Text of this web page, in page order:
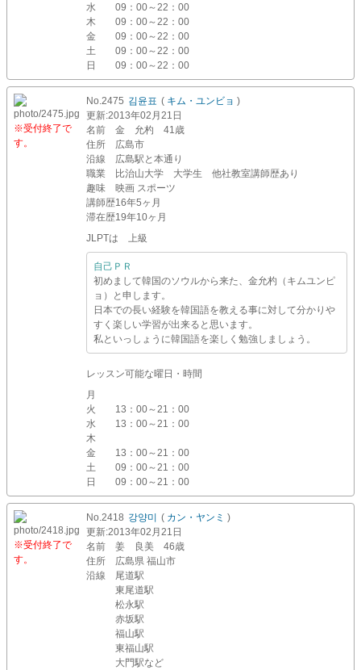
水
09：00～22：00
木
09：00～22：00
金
09：00～22：00
土
09：00～22：00
日
09：00～22：00
※受付終了で
す。
No.2475 김윤표 ( キム・ユンビョ )
更新:2013年02月21日
名前
金 允杓 41歳
住所
広島市
沿線
広島駅と本通り
職業
比治山大学 大学生 他社教室講師歴あり
趣味
映画 スポーツ
講師歴16年5ヶ月
滞在歴19年10ヶ月
JLPTは 上級
自己ＰＲ
初めまして韓国のソウルから来た、金允杓（キムユンピ
ョ）と申します。
日本での長い経験を韓国語を教える事に対して分かりや
すく楽しい学習が出来ると思います。
私といっしょうに韓国語を楽しく勉強しましょう。
レッスン可能な曜日・時間
月
火
13：00～21：00
水
13：00～21：00
木
金
13：00～21：00
土
09：00～21：00
日
09：00～21：00
※受付終了で
す。
No.2418 강양미 ( カン・ヤンミ )
更新:2013年02月21日
名前
姜 良美 46歳
住所
広島県 福山市
沿線
尾道駅
東尾道駅
松永駅
赤坂駅
福山駅
東福山駅
大門駅など